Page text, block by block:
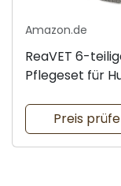
Amazon.de
ReaVET 6-
Pflegeset für
Preis